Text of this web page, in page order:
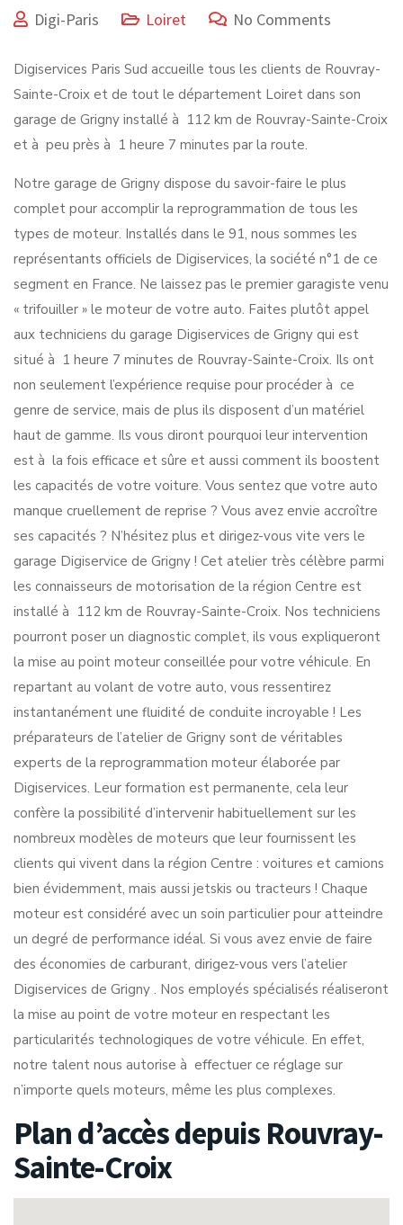
Digi-Paris Loiret No Comments
Digiservices Paris Sud accueille tous les clients de Rouvray-
Sainte-Croix et de tout le département Loiret dans son
garage de Grigny installé à 112 km de Rouvray-Sainte-Croix
et à peu près à 1 heure 7 minutes par la route.
Notre garage de Grigny dispose du savoir-faire le plus
complet pour accomplir la reprogrammation de tous les
types de moteur. Installés dans le 91, nous sommes les
représentants officiels de Digiservices, la société n°1 de ce
segment en France. Ne laissez pas le premier garagiste venu
« trifouiller » le moteur de votre auto. Faites plutôt appel
aux techniciens du garage Digiservices de Grigny qui est
situé à 1 heure 7 minutes de Rouvray-Sainte-Croix. Ils ont
non seulement l’expérience requise pour procéder à ce
genre de service, mais de plus ils disposent d’un matériel
haut de gamme. Ils vous diront pourquoi leur intervention
est à la fois efficace et sûre et aussi comment ils boostent
les capacités de votre voiture. Vous sentez que votre auto
manque cruellement de reprise ? Vous avez envie accroître
ses capacités ? N’hésitez plus et dirigez-vous vite vers le
garage Digiservice de Grigny ! Cet atelier très célèbre parmi
les connaisseurs de motorisation de la région Centre est
installé à 112 km de Rouvray-Sainte-Croix. Nos techniciens
pourront poser un diagnostic complet, ils vous expliqueront
la mise au point moteur conseillée pour votre véhicule. En
repartant au volant de votre auto, vous ressentirez
instantanément une fluidité de conduite incroyable ! Les
préparateurs de l’atelier de Grigny sont de véritables
experts de la reprogrammation moteur élaborée par
Digiservices. Leur formation est permanente, cela leur
confère la possibilité d’intervenir habituellement sur les
nombreux modèles de moteurs que leur fournissent les
clients qui vivent dans la région Centre : voitures et camions
bien évidemment, mais aussi jetskis ou tracteurs ! Chaque
moteur est considéré avec un soin particulier pour atteindre
un degré de performance idéal. Si vous avez envie de faire
des économies de carburant, dirigez-vous vers l’atelier
Digiservices de Grigny . Nos employés spécialisés réaliseront
la mise au point de votre moteur en respectant les
particularités technologiques de votre véhicule. En effet,
notre talent nous autorise à effectuer ce réglage sur
n’importe quels moteurs, même les plus complexes.
Plan d’accès depuis Rouvray-
Sainte-Croix